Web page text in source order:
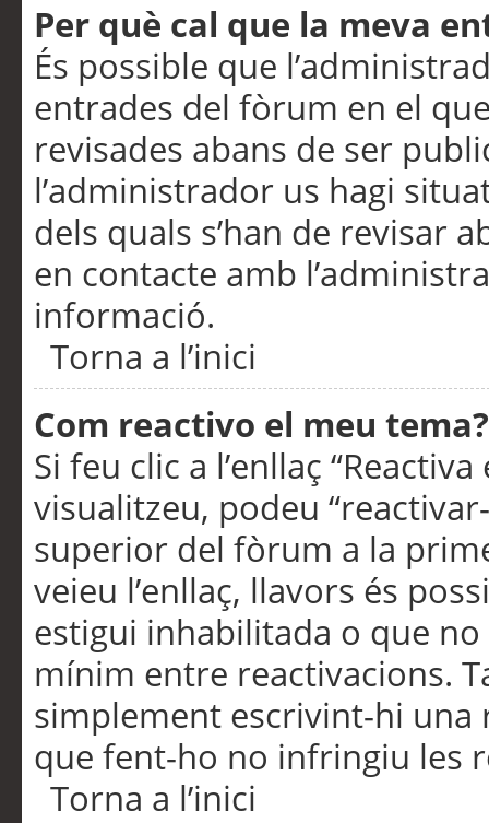
Per què cal que la meva
És possible que
entrades del fòrum en el
revisades abans de ser
l’administrador us hagi
dels quals s’han de revisar
en contacte amb
informació.
Torna a l’inici
Com reactivo el meu tema?
Si feu clic a l’enllaç
visualitzeu, podeu
superior del fòrum a la
veieu l’enllaç, llavors és
estigui inhabilitada o que
mínim entre reactivacions.
simplement escrivint-hi una
que fent-ho no infringiu les
Torna a l’inici